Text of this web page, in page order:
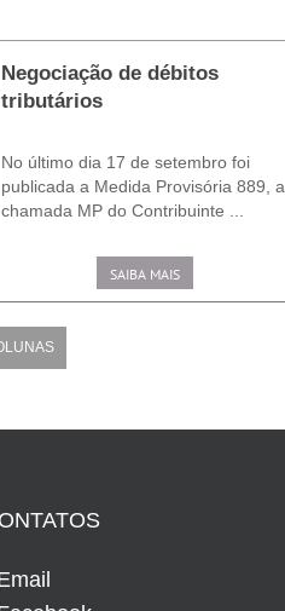
Negociação de débitos
tributários
No último dia 17 de setembro foi
publicada a Medida Provisória 889, a
chamada MP do Contribuinte ...
SAIBA MAIS